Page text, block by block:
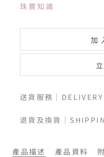
珠寶知識
加
送貨服務｜DELIVERY
退貨及換貨｜
產品描述 產品資料